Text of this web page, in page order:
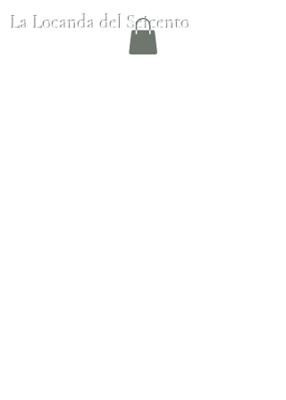
La Locanda del Seicento